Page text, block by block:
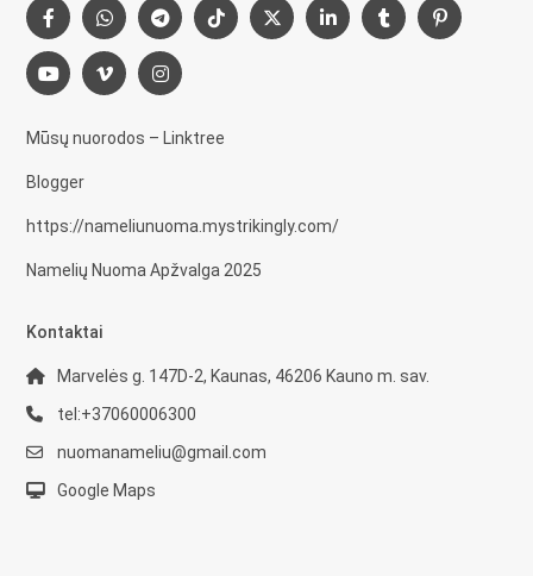
Mūsų nuorodos – Linktree
Blogger
https://nameliunuoma.mystrikingly.com/
Namelių Nuoma Apžvalga 2025
Kontaktai
Marvelės g. 147D-2, Kaunas, 46206 Kauno m. sav.
tel:+37060006300
nuomanameliu@gmail.com
Google Maps